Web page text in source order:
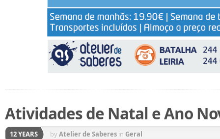
Atividades de Natal e Ano
12 YEARS byAtelier de Saberes in Geral